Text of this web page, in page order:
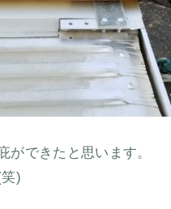
ができたと思います。
)